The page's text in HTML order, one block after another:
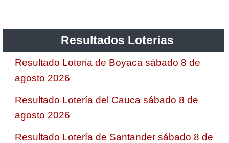
Sinuano Día
Sinuano Noche
Resultados Loterias
Resultado Loteria de Boyaca sábado 8 de
agosto 2026
Resultado Lotería del Cauca sábado 8 de
agosto 2026
Resultado Lotería de Santander sábado 8 de